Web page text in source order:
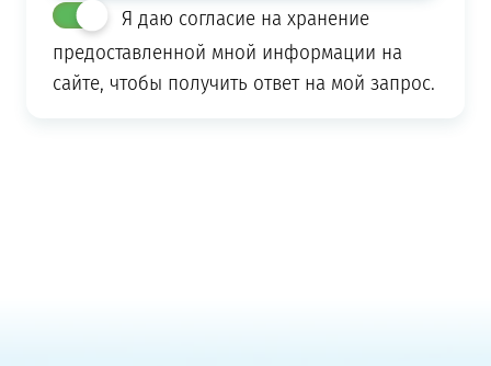
Я даю согласие на хранение
предоставленной мной информации на
сайте, чтобы получить ответ на мой запрос.